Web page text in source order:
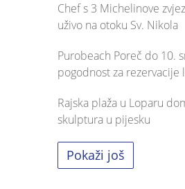
Chef s 3 Michelinove
uživo na otoku Sv. Nikola
Purobeach Poreč do 10.
pogodnost za rezervacije
Rajska plaža u Loparu
skulptura u pijesku
Pokaži još